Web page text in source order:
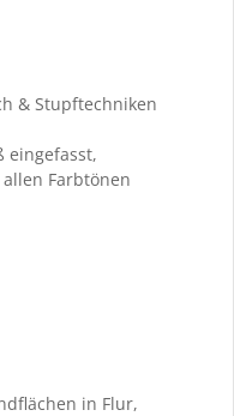
& Stupftechniken
eingefasst,
Farbtönen
in Flur,